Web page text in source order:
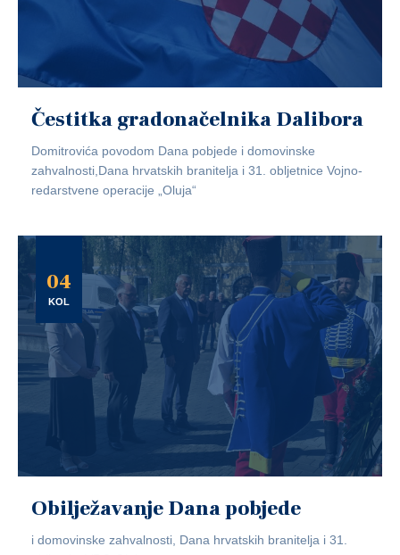
Čestitka gradonačelnika Dalibora
Domitrovića povodom Dana pobjede i domovinske
zahvalnosti,Dana hrvatskih branitelja i 31. obljetnice Vojno-
redarstvene operacije „Oluja“
04
KOL
Obilježavanje Dana pobjede
i domovinske zahvalnosti, Dana hrvatskih branitelja i 31.